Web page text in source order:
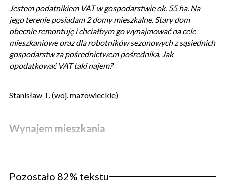
Jestem podatnikiem VAT w gospodarstwie ok. 55 ha. Na
jego terenie posiadam 2 domy mieszkalne. Stary dom
obecnie remontuję i chciałbym go wynajmować na cele
mieszkaniowe oraz dla robotników sezonowych z sąsiednich
gospodarstw za pośrednictwem pośrednika. Jak
opodatkować VAT taki najem?
Stanisław T. (woj. mazowieckie)
Wynajem mieszkania
Pozostało 82% tekstu